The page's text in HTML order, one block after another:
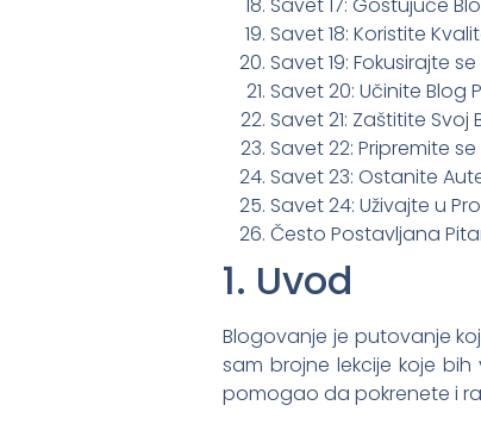
Savet 18: Koristite
Savet 19: Fokusirajte
Savet 20: Učinite Blog
Savet 21: Zaštitite Svoj
Savet 22: Pripremite
Savet 23: Ostanite
Savet 24: Uživajte u
Često Postavljana
1. Uvod
Blogovanje je putovanje
sam brojne lekcije koje
pomogao da pokrenete i